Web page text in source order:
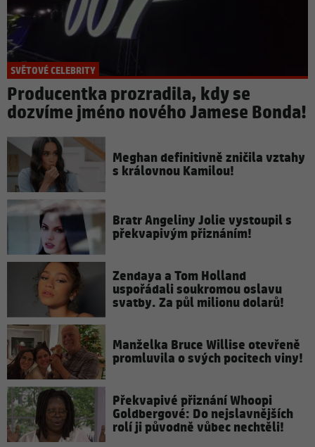
SVĚTOVÉ CELEBRITY
Producentka prozradila, kdy se
dozvíme jméno nového Jamese Bonda!
Meghan definitivně zničila vztahy
s královnou Kamilou!
Bratr Angeliny Jolie vystoupil s
překvapivým přiznáním!
Zendaya a Tom Holland
uspořádali soukromou oslavu
svatby. Za půl milionu dolarů!
Manželka Bruce Willise otevřeně
promluvila o svých pocitech viny!
Překvapivé přiznání Whoopi
Goldbergové: Do nejslavnějších
rolí ji původně vůbec nechtěli!